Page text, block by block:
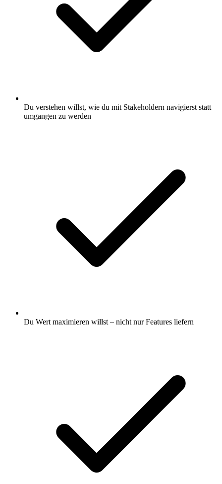
Du verstehen willst, wie du mit Stakeholdern navigierst statt
umgangen zu werden
Du Wert maximieren willst – nicht nur Features liefern